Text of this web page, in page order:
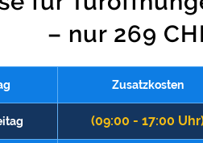
– nur 269
Zusatzkosten
(09:00 - 17:00